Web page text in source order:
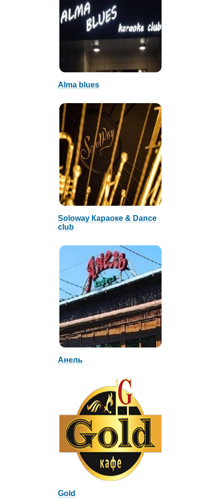
Alma blues
Soloway Караоке & Dance
club
Анель
Gold